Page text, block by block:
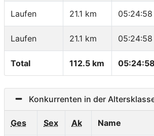
Laufen 21.1 km 05:24:58
Laufen 21.1 km 05:24:58
Total 112.5 km 05:24:58
Konkurrenten in der
Ges Sex Ak Name